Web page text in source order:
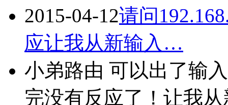
2015-04-12请问
应让我从新输入…
小弟路由 可以出了输
完没有反应了！让我